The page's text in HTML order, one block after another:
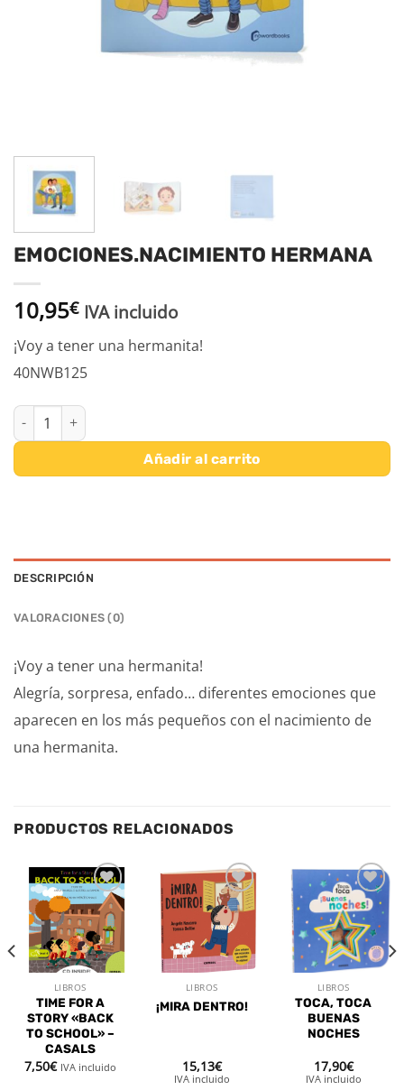
EMOCIONES.NACIMIENTO HERMANA
10,95€ IVA incluido
¡Voy a tener una hermanita!
40NWB125
EMOCIONES.NACIMIENTO HERMANA cantidad
Añadir al carrito
DESCRIPCIÓN
VALORACIONES (0)
¡Voy a tener una hermanita!
Alegría, sorpresa, enfado… diferentes emociones que
aparecen en los más pequeños con el nacimiento de
una hermanita.
PRODUCTOS RELACIONADOS
Añadir
a la
lista de
deseos
LIBROS
TIME FOR A
STORY «BACK
TO SCHOOL» –
CASALS
7,50€ IVA incluido
Añadir
a la
lista de
deseos
LIBROS
¡MIRA DENTRO!
15,13€
IVA incluido
Añadir
a la
lista de
deseos
LIBROS
TOCA, TOCA
BUENAS
NOCHES
17,90€
IVA incluido